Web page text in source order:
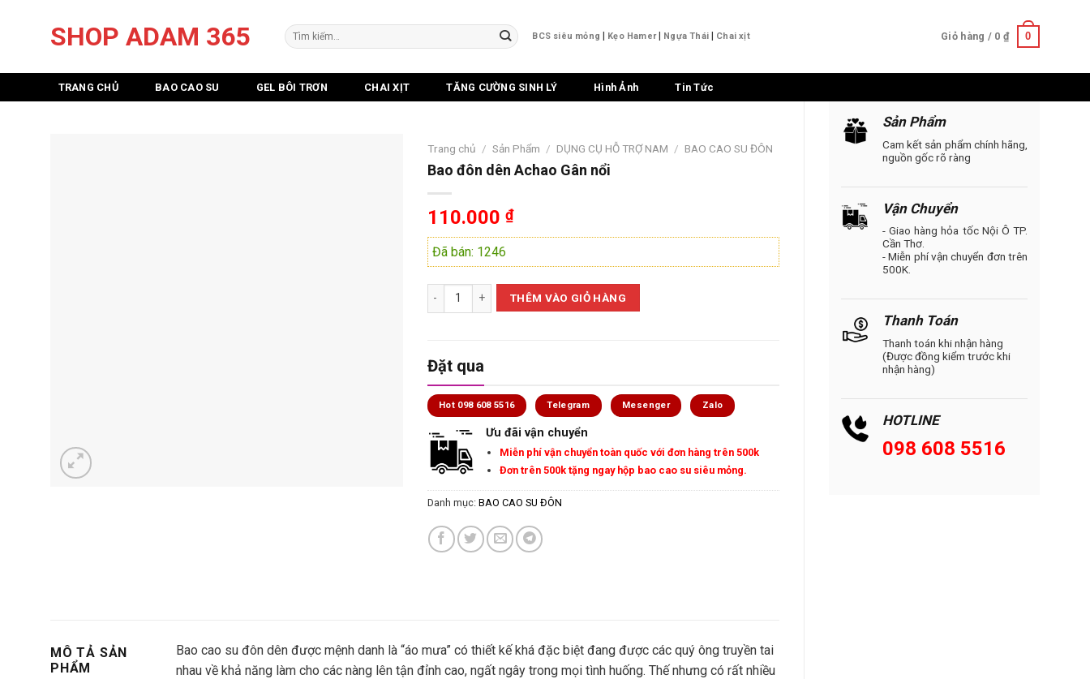
SHOP ADAM 365
Tìm
kiếm:
BCS siêu mỏng | Kẹo Hamer| Ngựa Thái | Chai xịt Giỏ hàng / 0 ₫ 0
TRANG CHỦ BAO CAO SU GEL BÔI TRƠN CHAI XỊT TĂNG CƯỜNG SINH LÝ Hình Ảnh Tin Tức
Sản Phẩm
Cam kết sản phẩm chính hãng,
nguồn gốc rõ ràng
Vận Chuyển
- Giao hàng hỏa tốc Nội Ô TP.
Cần Thơ.
- Miễn phí vận chuyển đơn trên
500K.
Thanh Toán
Thanh toán khi nhận hàng
(Được đồng kiểm trước khi
nhận hàng)
HOTLINE
098 608 5516
Trang chủ / Sản Phẩm / DỤNG CỤ HỖ TRỢ NAM / BAO CAO SU ĐÔN
Bao đôn dên Achao Gân nổi
110.000 ₫
Đã bán: 1246
Bao đôn dên Achao Gân nổi số lượng
THÊM VÀO GIỎ HÀNG
Đặt qua
Hot 098 608 5516 Telegram Mesenger Zalo
Ưu đãi vận chuyển
Miễn phí vận chuyển toàn quốc với đơn hàng trên 500k
Đơn trên 500k tặng ngay hộp bao cao su siêu mỏng.
Danh mục: BAO CAO SU ĐÔN
MÔ TẢ SẢN
PHẨM
Bao cao su đôn dên được mệnh danh là “áo mưa” có thiết kế khá đặc biệt đang được các quý ông truyền tai
nhau về khả năng làm cho các nàng lên tận đỉnh cao, ngất ngây trong mọi tình huống. Thế nhưng có rất nhiều